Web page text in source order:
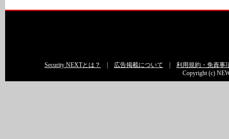
Security NEXTとは？ 広告掲載について
利用規約・免責事
Copyright (c)